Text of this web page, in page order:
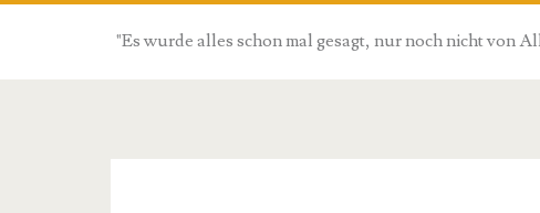
"Es wurde alles schon mal gesagt, nur noch nicht von